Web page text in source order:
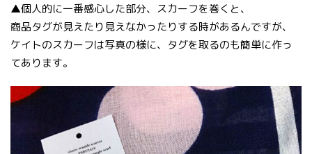
▲個人的に一番感心した部分、スカーフを巻くと、
商品タグが見えたり見えなかったりする時があるんですが、
ケイトのスカーフは写真の様に、タグを取るのも簡単に作っ
てあります。